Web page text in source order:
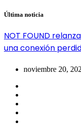
Última noticia
NOT FOUND
una conexión
noviembre 20,